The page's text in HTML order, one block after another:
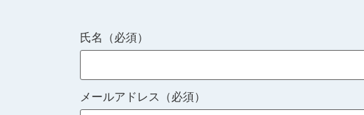
氏名（必須）
メールアドレス（必須）